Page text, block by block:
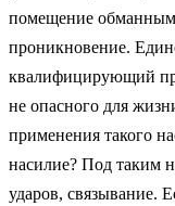
помещение обманным
проникновение.
квалифицирующий
не опасного для
применения такого
насилие? Под таким
ударов, связывание.